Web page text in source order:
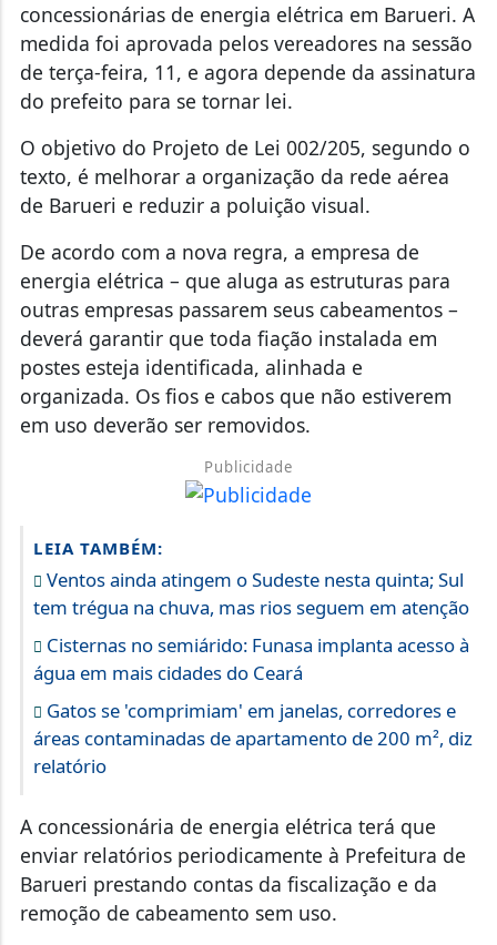
concessionárias de energia elétrica em Barueri. A
medida foi aprovada pelos vereadores na sessão
de terça-feira, 11, e agora depende da assinatura
do prefeito para se tornar lei.
O objetivo do Projeto de Lei 002/205, segundo o
texto, é melhorar a organização da rede aérea
de Barueri e reduzir a poluição visual.
De acordo com a nova regra, a empresa de
energia elétrica – que aluga as estruturas para
outras empresas passarem seus cabeamentos –
deverá garantir que toda fiação instalada em
postes esteja identificada, alinhada e
organizada. Os fios e cabos que não estiverem
em uso deverão ser removidos.
Publicidade
LEIA TAMBÉM:
Ventos ainda atingem o Sudeste nesta quinta; Sul
tem trégua na chuva, mas rios seguem em atenção
Cisternas no semiárido: Funasa implanta acesso à
água em mais cidades do Ceará
Gatos se 'comprimiam' em janelas, corredores e
áreas contaminadas de apartamento de 200 m², diz
relatório
A concessionária de energia elétrica terá que
enviar relatórios periodicamente à Prefeitura de
Barueri prestando contas da fiscalização e da
remoção de cabeamento sem uso.